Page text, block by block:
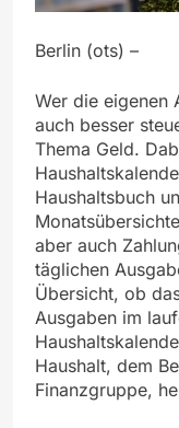
Berlin (ots) –
Wer die eigenen
auch besser
Thema Geld.
Haushaltsbuch
aber auch
täglichen
Übersicht, ob
Ausgaben im
Haushalt, dem
Finanzgruppe,